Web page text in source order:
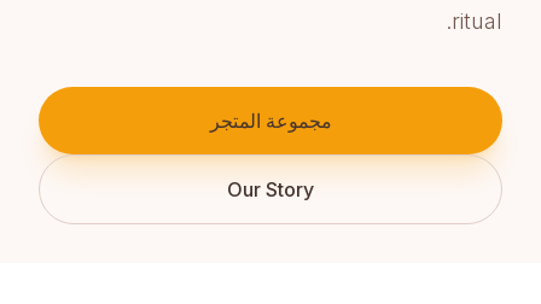
ritual.
مجموعة المتجر
Our Story